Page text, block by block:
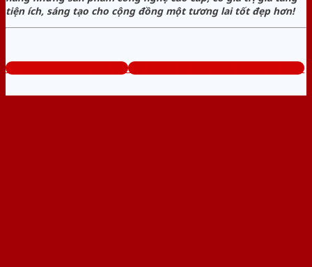
tiện ích, sáng tạo cho cộng đồng một tương lai tốt đẹp hơn!
www.baogiacuanhom.com Tổng đài tư vấn miễn phí: 0824.400.400